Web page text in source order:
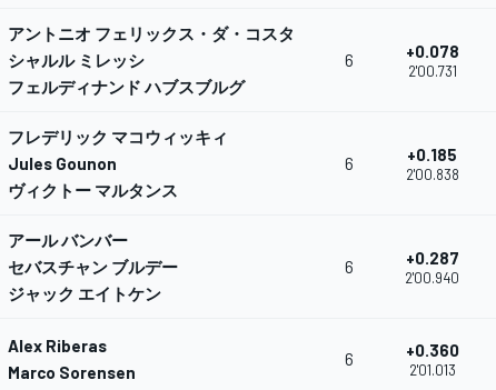
アントニオ フェリックス・ダ・コスタ
シャルル ミレッシ
フェルディナンド ハブスブルグ
6 +0.078
2'00.731
フレデリック マコウィッキィ
Jules Gounon
ヴィクトー マルタンス
6 +0.185
2'00.838
アール バンバー
セバスチャン ブルデー
ジャック エイトケン
6 +0.287
2'00.940
Alex Riberas
Marco Sorensen
6 +0.360
2'01.013